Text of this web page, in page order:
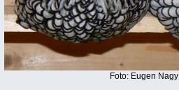
Foto: Eugen Nagy